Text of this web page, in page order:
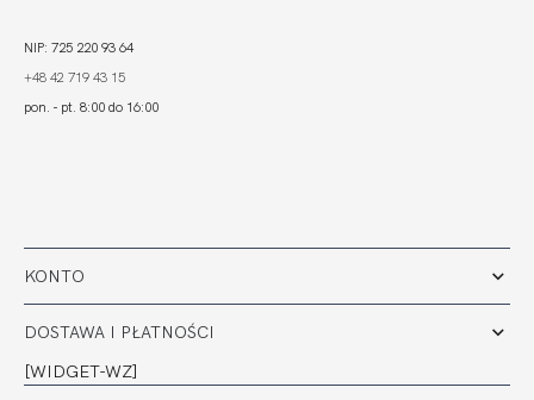
KONTO
DOSTAWA I PŁATNOŚCI
[WIDGET-WZ]
NIP: 725 220 93 64
+48 42 719 43 15
pon. - pt. 8:00 do 16:00